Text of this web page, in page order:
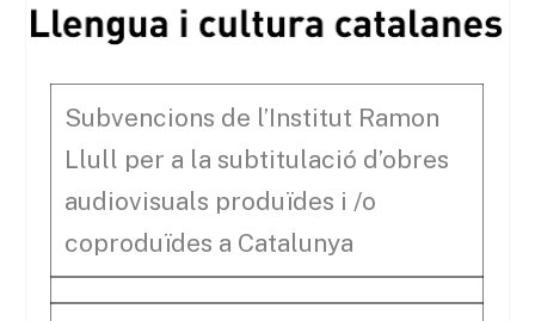
Subvencions de l’Institut Ramon
Llull per a la subtitulació d’obres
audiovisuals produïdes i /o
coproduïdes a Catalunya